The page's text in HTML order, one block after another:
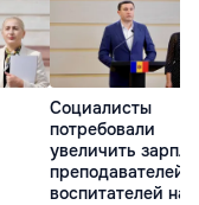
Социалисты
потребовали
увеличить
преподавателей и
воспитателей на